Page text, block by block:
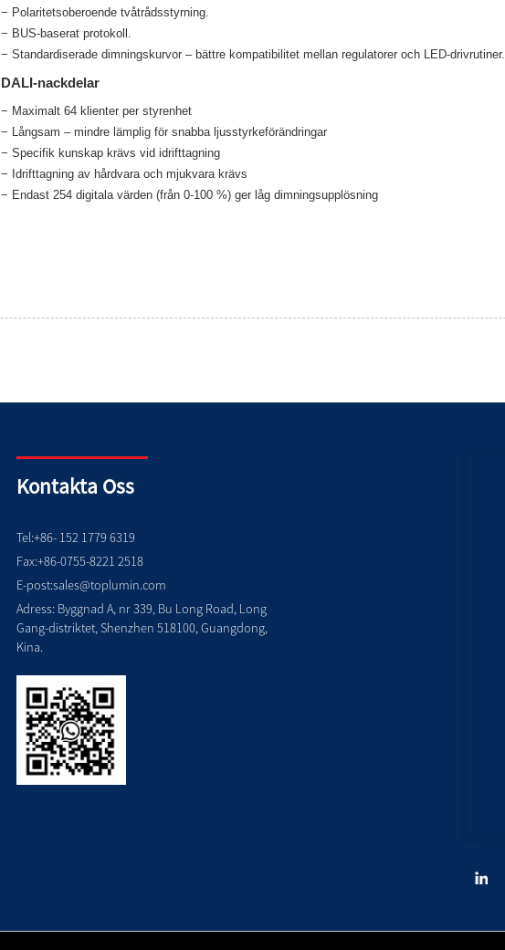
− Polaritetsoberoende tvåtrådsstyrning.
− BUS-baserat protokoll.
− Standardiserade dimningskurvor – bättre kompatibilitet mellan regulatorer och LED-drivrutiner.
DALI-nackdelar
− Maximalt 64 klienter per styrenhet
− Långsam – mindre lämplig för snabba ljusstyrkeförändringar
− Specifik kunskap krävs vid idrifttagning
− Idrifttagning av hårdvara och mjukvara krävs
− Endast 254 digitala värden (från 0-100 %) ger låg dimningsupplösning
Kontakta Oss
Tel:+86- 152 1779 6319
Fax:+86-0755-8221 2518
E-post:sales@toplumin.com
Adress: Byggnad A, nr 339, Bu Long Road, Long
Gang-distriktet, Shenzhen 518100, Guangdong,
Kina.